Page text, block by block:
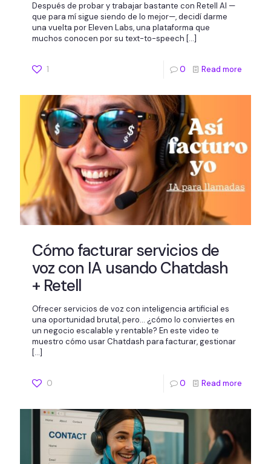
Después de probar y trabajar bastante con Retell AI —
que para mí sigue siendo de lo mejor—, decidí darme
una vuelta por Eleven Labs, una plataforma que
muchos conocen por su text-to-speech […]
1 0 Read more
Cómo facturar servicios de
voz con IA usando Chatdash
+ Retell
Ofrecer servicios de voz con inteligencia artificial es
una oportunidad brutal, pero… ¿cómo lo conviertes en
un negocio escalable y rentable? En este video te
muestro cómo usar Chatdash para facturar, gestionar
[…]
0 0 Read more